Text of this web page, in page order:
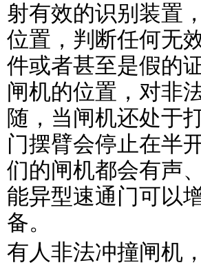
射有效的识别装置
位置，判断任何无
件或者甚至是假的
闸机的位置，对非
随，当闸机还处于
门摆臂会停止在半
们的闸机都会有声
能异型速通门可以
备。
有人非法冲撞闸机